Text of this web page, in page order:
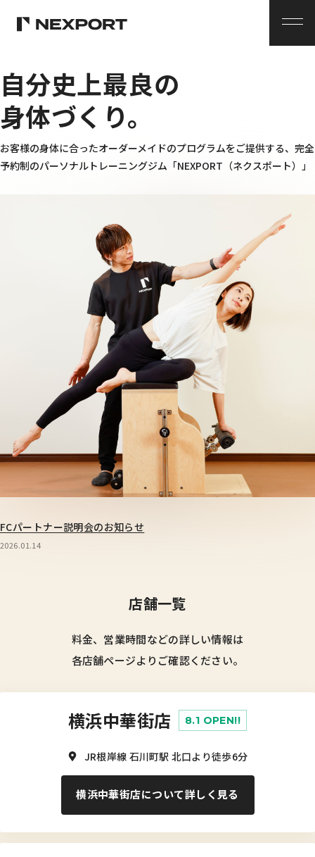
メ
自分史上最良の
身体づくり。
お客様の身体に合ったオーダーメイドのプログラムをご提供する、 完全
予約制のパーソナルトレーニングジム 「NEXPORT（ネクスポート）」
FCパートナー説明会のお知らせ
2026.01.14
店舗一覧
料金、営業時間などの詳しい情報は
各店舗ページよりご確認ください。
横浜中華街店 8.1 OPEN!!
JR根岸線 石川町駅 北口より徒歩6分
横浜中華街店について詳しく見る